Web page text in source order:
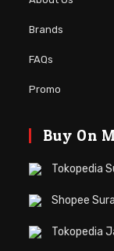
Brands
FAQs
Promo
Buy On
Tokopedia
Shopee
Tokopedia